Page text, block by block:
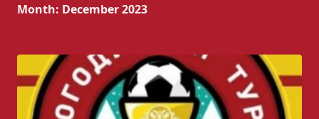
Month: December 2023